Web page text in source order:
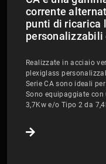
corrente
punti di ricarica
personalizzabili
Realizzate in acciaio
plexiglass
Serie CA sono ideali
Sono equipaggiate
3,7Kw e/o Tipo 2 da